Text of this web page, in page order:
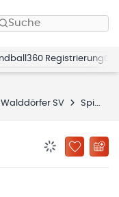
Suche
Registrierung
Walddörfer SV Spielplan
ZU